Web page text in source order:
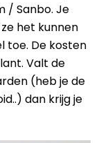
/ Sanbo. Je
het kunnen
toe. De kosten
Valt de
(heb je de
dan krijg je